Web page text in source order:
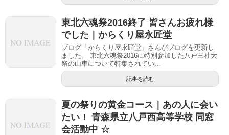
東北六魂祭2016終了 皆さんお疲れ様
でした｜からくり屋永匠堂
ブログ「からくり屋永匠堂」さんがブログを更新し
ました。 東北六魂祭2016に特別参加した八戸三社大
祭の山車について特集されてい...
記事を読む
夏の祭りの黄金コース｜あの人に会い
たい！ 青森県立八戸西高等学校 同窓
会活動中 ☆